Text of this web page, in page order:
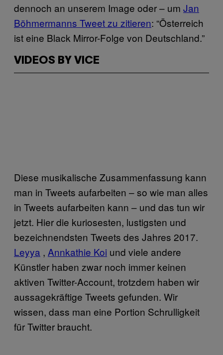
dennoch an unserem Image oder – um Jan
Böhmermanns Tweet zu zitieren: “Österreich
ist eine Black Mirror-Folge von Deutschland.”
VIDEOS BY VICE
Diese musikalische Zusammenfassung kann
man in Tweets aufarbeiten – so wie man alles
in Tweets aufarbeiten kann – und das tun wir
jetzt. Hier die kuriosesten, lustigsten und
bezeichnendsten Tweets des Jahres 2017.
Leyya , Annkathie Koi und viele andere
Künstler haben zwar noch immer keinen
aktiven Twitter-Account, trotzdem haben wir
aussagekräftige Tweets gefunden. Wir
wissen, dass man eine Portion Schrulligkeit
für Twitter braucht.